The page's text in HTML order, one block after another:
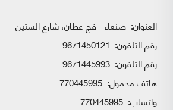
العنوان: صنعاء - فج عطان، شارع الستين
رقم التلفون: 9671450121
رقم التلفون: 9671445993
هاتف محمول: 770445995
واتساب: